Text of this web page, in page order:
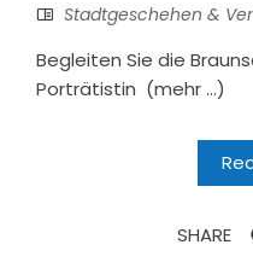
Stadtgeschehen &
Begleiten Sie die
Porträtistin (mehr …)
SHARE